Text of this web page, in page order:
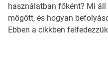
használatban főként? Mi
mögött, és hogyan
Ebben a cikkben